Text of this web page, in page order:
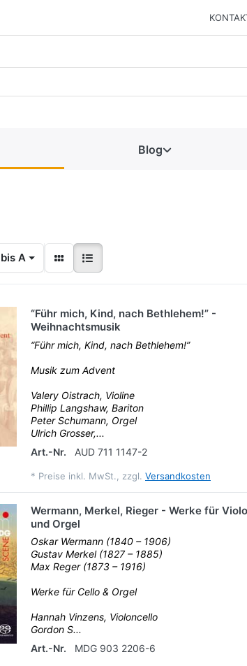
Blog
A
“Führ mich, Kind, nach Bethlehem!” -
Weihnachtsmusik
“Führ mich, Kind, nach Bethlehem!”
Musik zum Advent
Valery Oistrach, Violine
Phillip Langshaw, Bariton
Peter Schumann, Orgel
Ulrich Grosser,...
Art.-Nr.
AUD 711 1147-2
* Preise inkl. MwSt., zzgl. Versandkosten
Wermann, Merkel, Rieger - Werke für
und Orgel
Oskar Wermann (1840 – 1906)
Gustav Merkel (1827 – 1885)
Max Reger (1873 – 1916)
Werke für Cello & Orgel
Hannah Vinzens, Violoncello
Gordon S...
Art.-Nr.
MDG 903 2206-6